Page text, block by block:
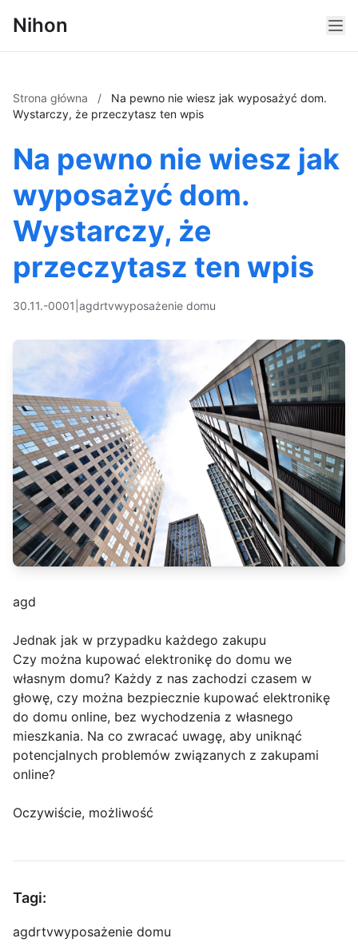
Nihon
Strona główna /
Na pewno nie wiesz jak wyposażyć dom.
Wystarczy, że przeczytasz ten wpis
Na pewno nie wiesz jak
wyposażyć dom.
Wystarczy, że
przeczytasz ten wpis
30.11.-0001 agdrtvwyposażenie domu
agd
Jednak jak w przypadku każdego zakupu
Czy można kupować elektronikę do domu we
własnym domu? Każdy z nas zachodzi czasem w
głowę, czy można bezpiecznie kupować elektronikę
do domu online, bez wychodzenia z własnego
mieszkania. Na co zwracać uwagę, aby uniknąć
potencjalnych problemów związanych z zakupami
online?
Oczywiście, możliwość
Tagi:
agdrtvwyposażenie domu